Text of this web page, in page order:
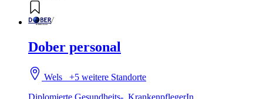
Dober personal
Wels+5 weitere Standorte